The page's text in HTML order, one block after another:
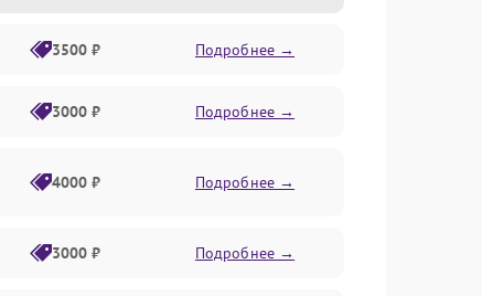
3500 ₽ Подробнее →
3000 ₽ Подробнее →
4000 ₽ Подробнее →
3000 ₽ Подробнее →